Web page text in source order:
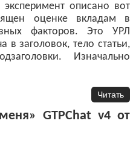
описано вот
оценке вкладам в
факторов. Это УРЛ
заголовок, тело статьи,
Изначально
Читать
GTPChat v4 от